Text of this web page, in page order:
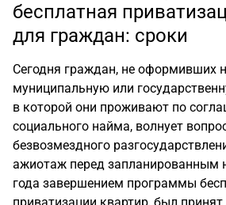
бесплатная
для граждан: сроки
Сегодня граждан, не оформивших
муниципальную или
в которой они проживают по
социального найма, волнует
безвозмездного
ажиотаж перед запланированным
года завершением программы